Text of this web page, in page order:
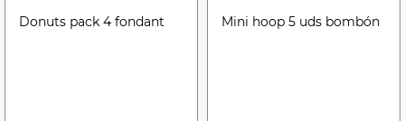
Donuts pack 4 fondant Mini hoop 5 uds bombón